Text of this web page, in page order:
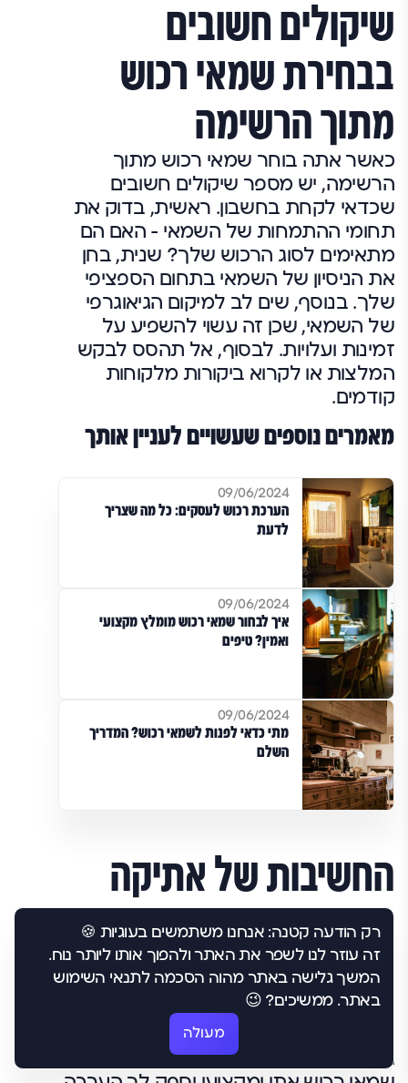
שיקולים חשובים
בבחירת שמאי רכוש
מתוך הרשימה
כאשר אתה בוחר שמאי רכוש מתוך
הרשימה, יש מספר שיקולים חשובים
שכדאי לקחת בחשבון. ראשית, בדוק את
תחומי ההתמחות של השמאי – האם הם
מתאימים לסוג הרכוש שלך? שנית, בחן
את הניסיון של השמאי בתחום הספציפי
שלך. בנוסף, שים לב למיקום הגיאוגרפי
של השמאי, שכן זה עשוי להשפיע על
זמינות ועלויות. לבסוף, אל תהסס לבקש
המלצות או לקרוא ביקורות מלקוחות
קודמים.
מאמרים נוספים שעשויים לעניין אותך
09/06/2024
הערכת רכוש לעסקים: כל מה שצריך
לדעת
09/06/2024
איך לבחור שמאי רכוש מומלץ מקצועי
ואמין? טיפים
09/06/2024
מתי כדאי לפנות לשמאי רכוש? המדריך
השלם
החשיבות של אתיקה
מקצועית ברשימת
שמאי רכוש
אחד ההיבטים החשובים ביותר ברשימת
שמאי רכוש איכותית הוא האתיקה
המקצועית של השמאים הכלולים בה.
רק הודעה קטנה: אנחנו משתמשים בעוגיות 🍪
זה עוזר לנו לשפר את האתר ולהפוך אותו ליותר נוח.
המשך גלישה באתר מהוה הסכמה לתנאי השימוש
באתר. ממשיכים? 😉
מעולה